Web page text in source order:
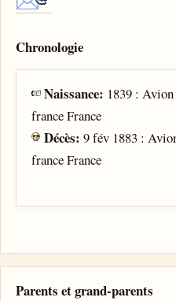
Chronologie
Naissance: 1839 :
france France
Décès:9 fév 1883 :
france France
Parents et grand-parents